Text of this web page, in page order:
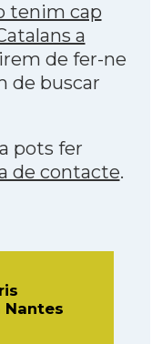
tenim cap
a
de fer-ne
de buscar
pots fer
de contacte.
Nantes